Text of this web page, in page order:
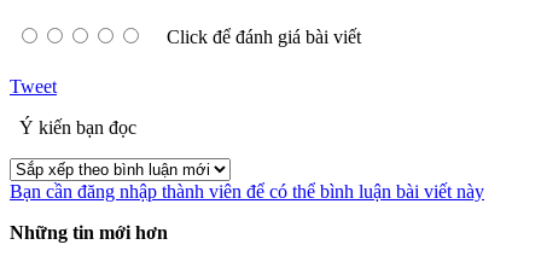
Click để đánh giá bài viết
Tweet
Ý kiến bạn đọc
Bạn cần đăng nhập thành viên để có thể bình luận bài viết này
Những tin mới hơn